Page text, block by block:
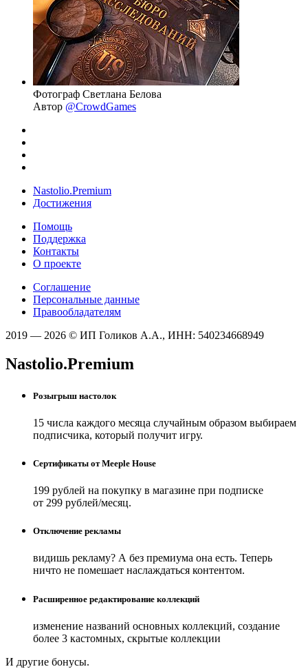
Фотограф Светлана Белова
Автор @CrowdGames
Nastolio.Premium
Достижения
Помощь
Поддержка
Контакты
О проекте
Соглашение
Персональные данные
Правообладателям
2019 — 2026 © ИП Голиков А.А., ИНН: 540234668949
Nastolio.Premium
Розыгрыш настолок
15 числа каждого месяца случайным образом выбираем
подписчика, который получит игру.
Сертификаты от Meeple House
199 рублей на покупку в магазине при подписке
от 299 рублей/месяц.
Отключение рекламы
видишь рекламу? А без премиума она есть. Теперь
ничто не помешает наслаждаться контентом.
Расширенное редактирование коллекций
изменение названий основных коллекций, создание
более 3 кастомных, скрытые коллекции
И другие бонусы.